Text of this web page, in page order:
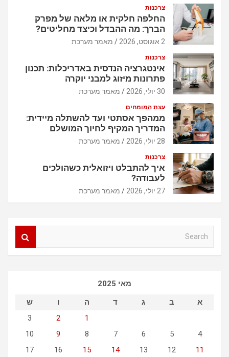
צרכנות
החלפה חלקית או מלאה של מפרק
הברך: מה ההבדל וכיצד מחליטים?
2 אוגוסט, 2026 מאמר מערכת
צרכנות
אינטגרציה הנדסית באדריכלות: תכנון
פתרונות מיזוג למבני יוקרה
30 יולי, 2026 מאמר מערכת
עצת המומחים
ממהפך אסתטי ועד להשתלה מיידית:
המדריך המקיף לחיוך המושלם
28 יולי, 2026 מאמר מערכת
צרכנות
איך להתבלט ויזואלית כשהולכים
לעבודה?
27 יולי, 2026 מאמר מערכת
מאי 2025
א
ב ג ד ה ו
ש
1
2
3
4
5
6
7
8
9
10
11
12
13
14
15
16
17